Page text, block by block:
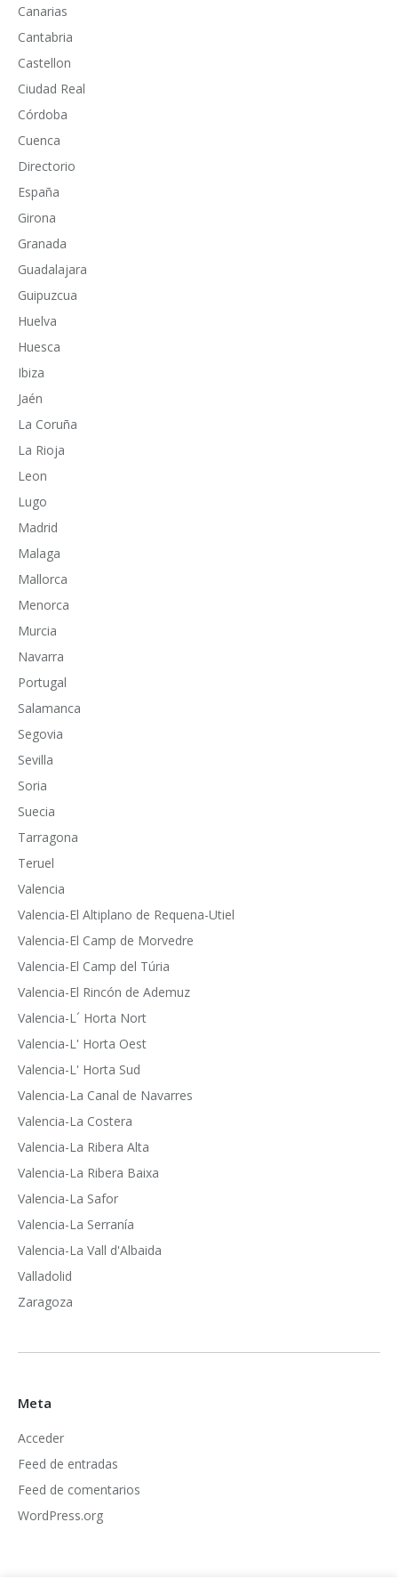
Canarias
Cantabria
Castellon
Ciudad Real
Córdoba
Cuenca
Directorio
España
Girona
Granada
Guadalajara
Guipuzcua
Huelva
Huesca
Ibiza
Jaén
La Coruña
La Rioja
Leon
Lugo
Madrid
Malaga
Mallorca
Menorca
Murcia
Navarra
Portugal
Salamanca
Segovia
Sevilla
Soria
Suecia
Tarragona
Teruel
Valencia
Valencia-El Altiplano de Requena-Utiel
Valencia-El Camp de Morvedre
Valencia-El Camp del Túria
Valencia-El Rincón de Ademuz
Valencia-L´ Horta Nort
Valencia-L' Horta Oest
Valencia-L' Horta Sud
Valencia-La Canal de Navarres
Valencia-La Costera
Valencia-La Ribera Alta
Valencia-La Ribera Baixa
Valencia-La Safor
Valencia-La Serranía
Valencia-La Vall d'Albaida
Valladolid
Zaragoza
Meta
Acceder
Feed de entradas
Feed de comentarios
WordPress.org